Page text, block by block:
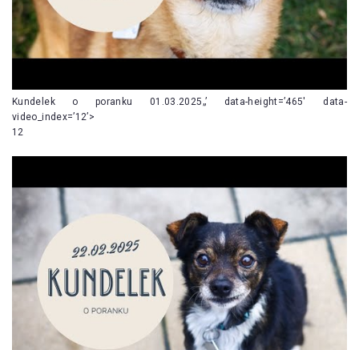
Kundelek o poranku 01.03.2025„’ data-height=’465′ data-
video_index=’12’>
12